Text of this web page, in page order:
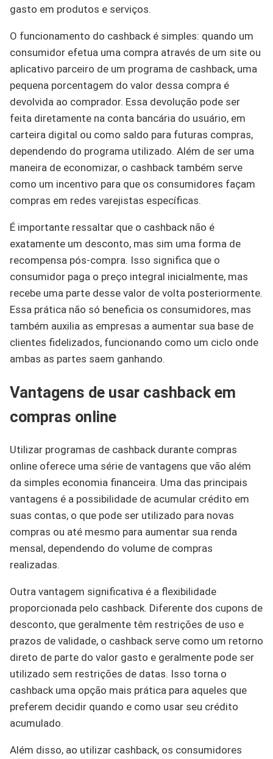
gasto em produtos e serviços.
O funcionamento do cashback é simples: quando um
consumidor efetua uma compra através de um site ou
aplicativo parceiro de um programa de cashback, uma
pequena porcentagem do valor dessa compra é
devolvida ao comprador. Essa devolução pode ser
feita diretamente na conta bancária do usuário, em
carteira digital ou como saldo para futuras compras,
dependendo do programa utilizado. Além de ser uma
maneira de economizar, o cashback também serve
como um incentivo para que os consumidores façam
compras em redes varejistas específicas.
É importante ressaltar que o cashback não é
exatamente um desconto, mas sim uma forma de
recompensa pós-compra. Isso significa que o
consumidor paga o preço integral inicialmente, mas
recebe uma parte desse valor de volta posteriormente.
Essa prática não só beneficia os consumidores, mas
também auxilia as empresas a aumentar sua base de
clientes fidelizados, funcionando como um ciclo onde
ambas as partes saem ganhando.
Vantagens de usar cashback em
compras online
Utilizar programas de cashback durante compras
online oferece uma série de vantagens que vão além
da simples economia financeira. Uma das principais
vantagens é a possibilidade de acumular crédito em
suas contas, o que pode ser utilizado para novas
compras ou até mesmo para aumentar sua renda
mensal, dependendo do volume de compras
realizadas.
Outra vantagem significativa é a flexibilidade
proporcionada pelo cashback. Diferente dos cupons de
desconto, que geralmente têm restrições de uso e
prazos de validade, o cashback serve como um retorno
direto de parte do valor gasto e geralmente pode ser
utilizado sem restrições de datas. Isso torna o
cashback uma opção mais prática para aqueles que
preferem decidir quando e como usar seu crédito
acumulado.
Além disso, ao utilizar cashback, os consumidores